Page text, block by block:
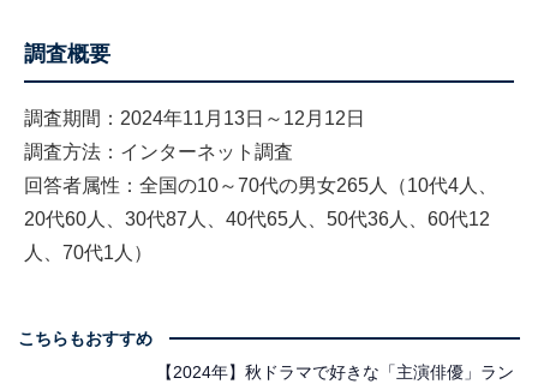
調査概要
調査期間：2024年11月13日～12月12日
調査方法：インターネット調査
回答者属性：全国の10～70代の男女265人（10代4人、
20代60人、30代87人、40代65人、50代36人、60代12
人、70代1人）
こちらもおすすめ
【2024年】秋ドラマで好きな「主演俳優」ラン